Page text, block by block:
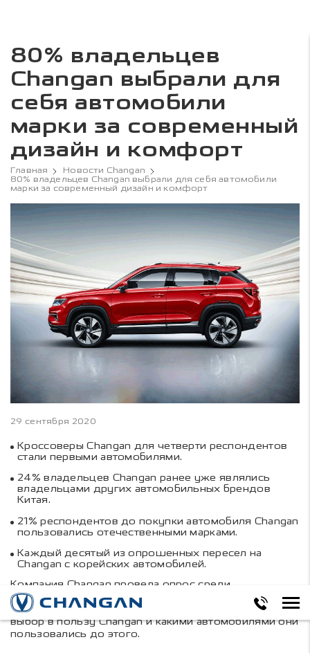
80% владельцев
Changan выбрали для
себя автомобили
марки за современный
дизайн и комфорт
Главная
Новости Changan
80% владельцев Changan выбрали для себя автомобили
марки за современный дизайн и комфорт
29 сентября 2020
Кроссоверы Changan для четверти респондентов
стали первыми автомобилями.
24% владельцев Changan ранее уже являлись
владельцами других автомобильных брендов
Китая.
21% респондентов до покупки автомобиля Changan
пользовались отечественными марками.
Каждый десятый из опрошенных пересел на
Changan с корейских автомобилей.
Компания Changan провела опрос среди
владельцев кроссоверов марки в России и
выяснила, почему автомобилисты сделали свой
выбор в пользу Changan и какими автомобилями они
пользовались до этого.